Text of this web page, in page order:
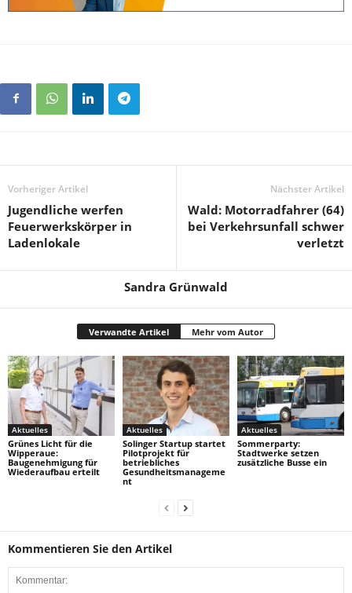
Vorheriger Artikel
Jugendliche werfen
Feuerwerkskörper in
Ladenlokale
Nächster Artikel
Wald: Motorradfahrer (64)
bei Verkehrsunfall schwer
verletzt
Sandra Grünwald
Verwandte Artikel Mehr vom Autor
Aktuelles
Grünes Licht für die
Wipperaue:
Baugenehmigung für
Wiederaufbau erteilt
Aktuelles
Solinger Startup startet
Pilotprojekt für
betriebliches
Gesundheitsmanageme
nt
Aktuelles
Sommerparty:
Stadtwerke setzen
zusätzliche Busse ein
Kommentieren Sie den Artikel